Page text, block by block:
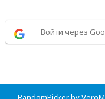
Войти через